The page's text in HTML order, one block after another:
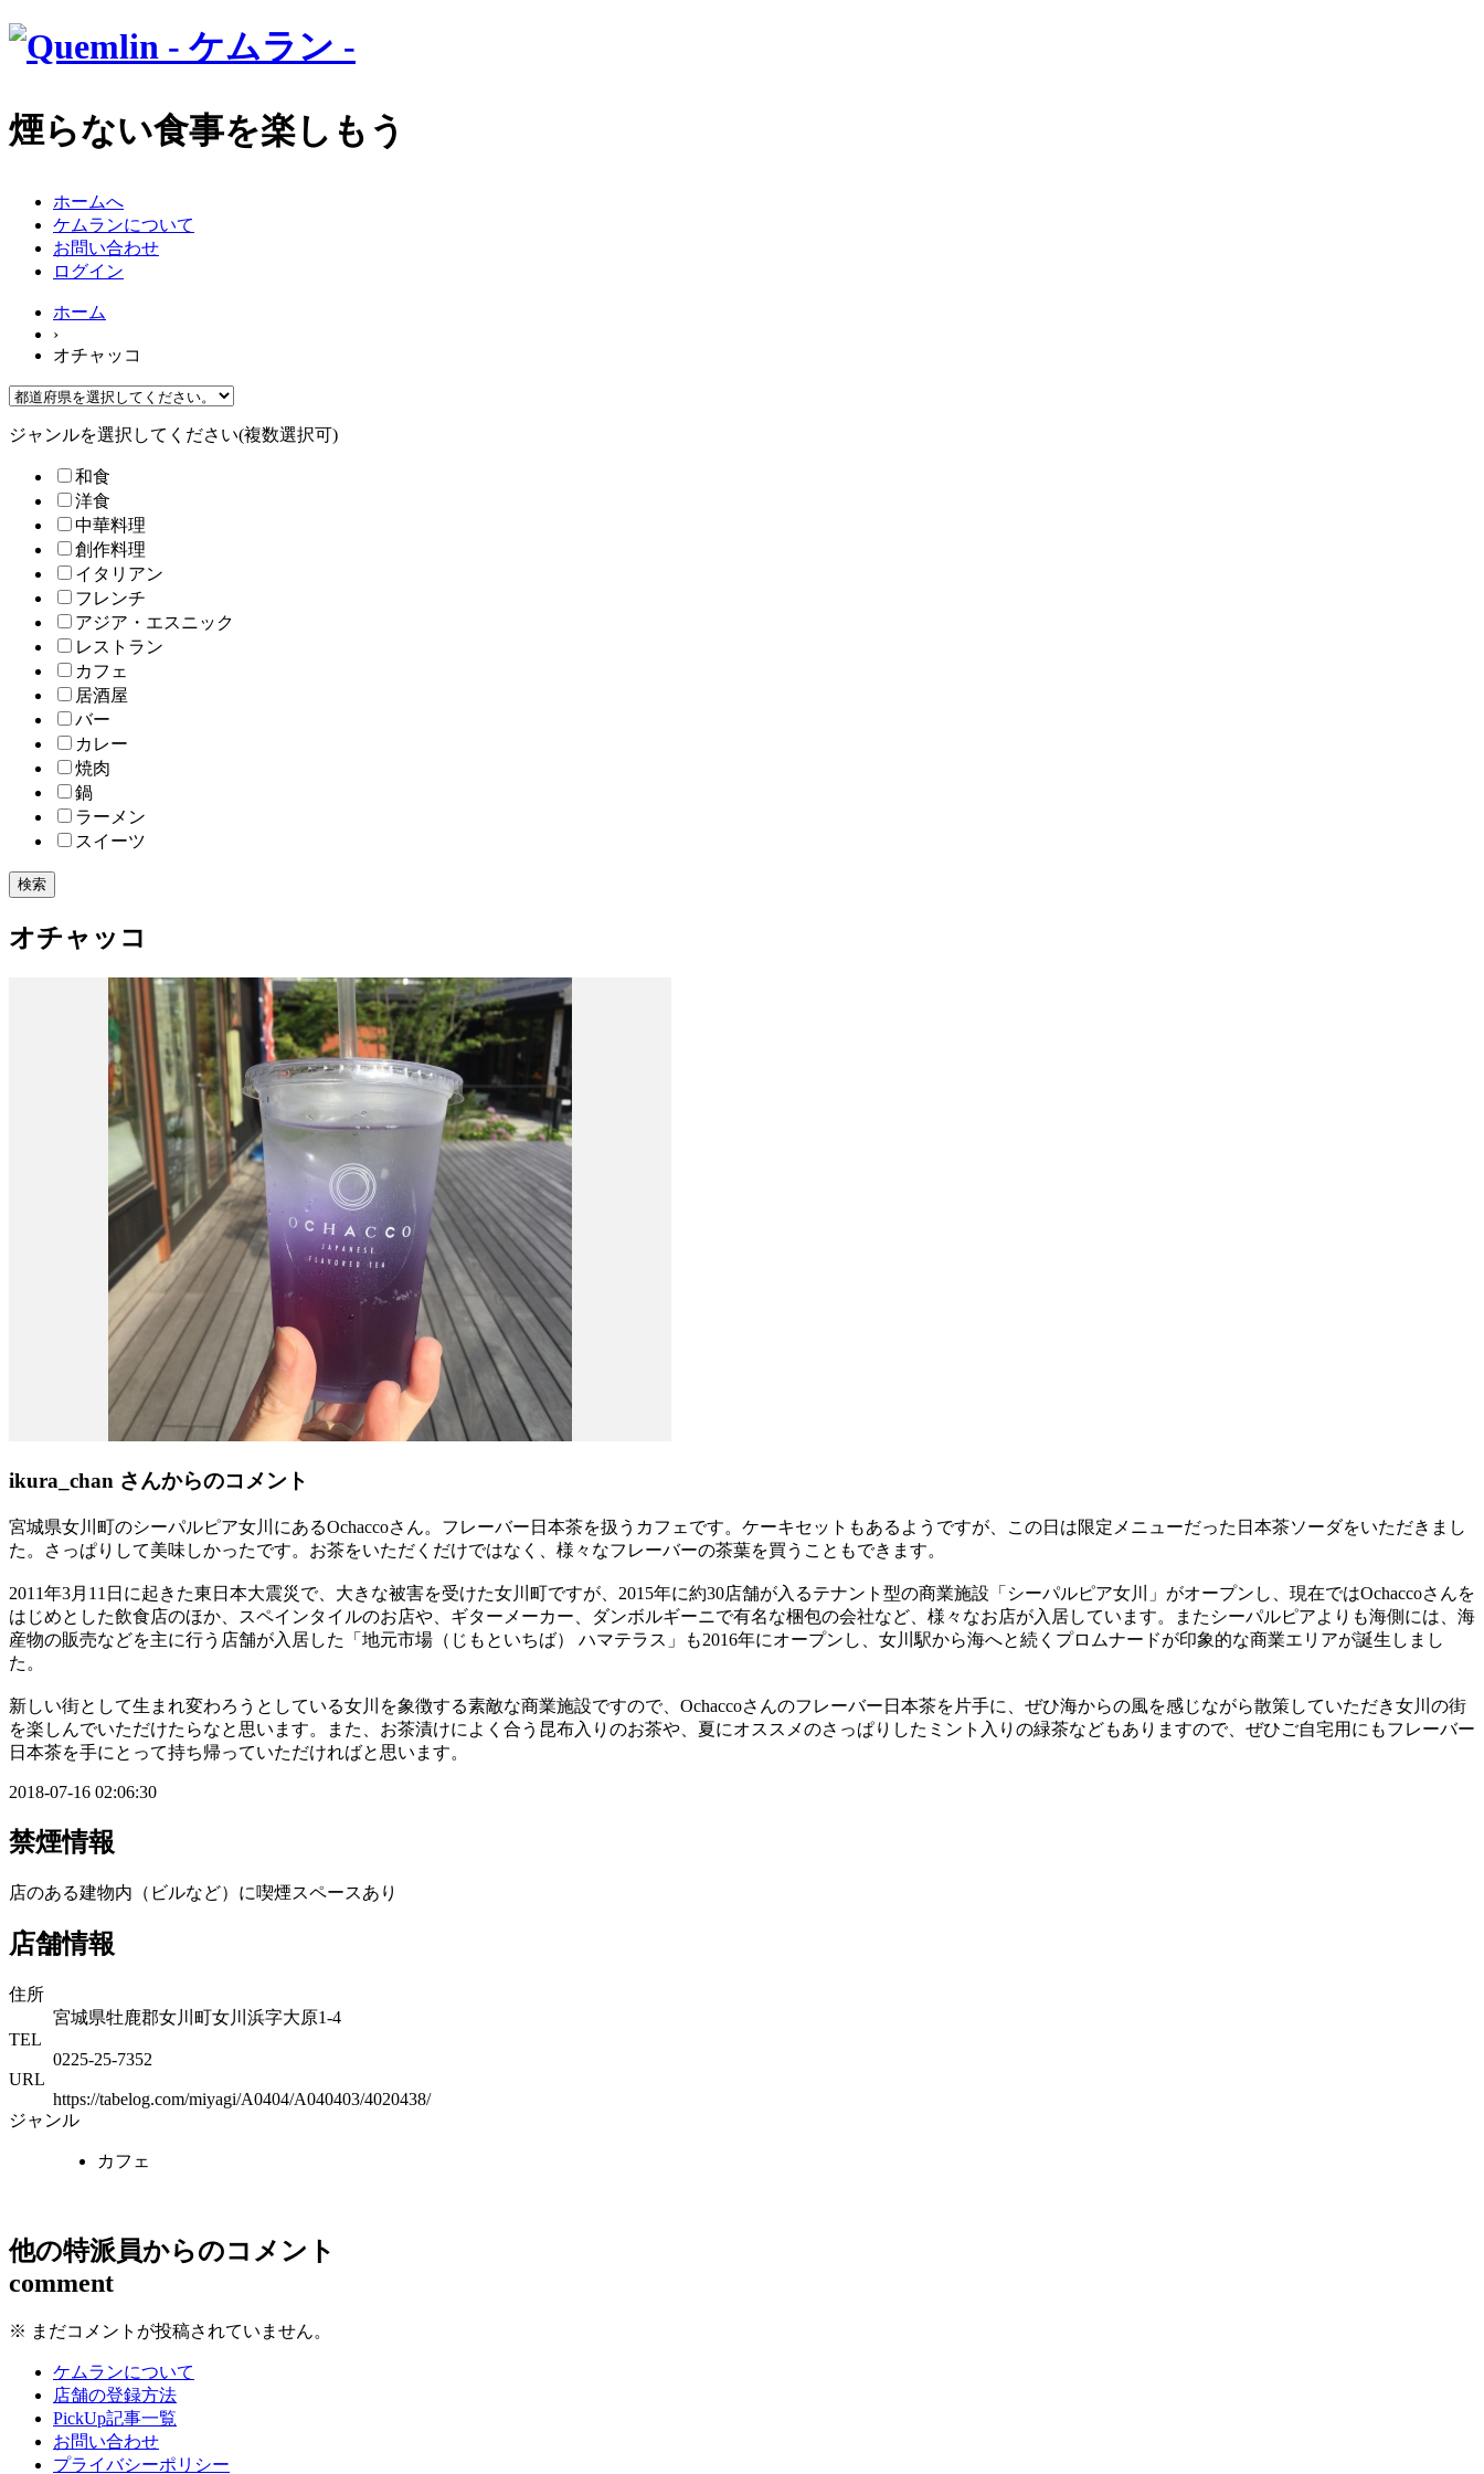
煙らない食事を楽しもう
ホームへ
ケムランについて
お問い合わせ
ログイン
ホーム
›
オチャッコ
ジャンルを選択してください(複数選択可)
和食
洋食
中華料理
創作料理
イタリアン
フレンチ
アジア・エスニック
レストラン
カフェ
居酒屋
バー
カレー
焼肉
鍋
ラーメン
スイーツ
検索
オチャッコ
ikura_chan さんからのコメント
宮城県女川町のシーパルピア女川にあるOchaccoさん。フレーバー日本茶を扱うカフェです。ケーキセットもあるようですが、この日は限定メニューだった日本茶ソーダをいただきまし
た。さっぱりして美味しかったです。お茶をいただくだけではなく、様々なフレーバーの茶葉を買うこともできます。
2011年3月11日に起きた東日本大震災で、大きな被害を受けた女川町ですが、2015年に約30店舗が入るテナント型の商業施設「シーパルピア女川」がオープンし、現在ではOchaccoさんを
はじめとした飲食店のほか、スペインタイルのお店や、ギターメーカー、ダンボルギーニで有名な梱包の会社など、様々なお店が入居しています。またシーパルピアよりも海側には、海
産物の販売などを主に行う店舗が入居した「地元市場（じもといちば） ハマテラス」も2016年にオープンし、女川駅から海へと続くプロムナードが印象的な商業エリアが誕生しまし
た。
新しい街として生まれ変わろうとしている女川を象徴する素敵な商業施設ですので、Ochaccoさんのフレーバー日本茶を片手に、ぜひ海からの風を感じながら散策していただき女川の街
を楽しんでいただけたらなと思います。また、お茶漬けによく合う昆布入りのお茶や、夏にオススメのさっぱりしたミント入りの緑茶などもありますので、ぜひご自宅用にもフレーバー
日本茶を手にとって持ち帰っていただければと思います。
2018-07-16 02:06:30
禁煙情報
店のある建物内（ビルなど）に喫煙スペースあり
店舗情報
住所
宮城県牡鹿郡女川町女川浜字大原1-4
TEL
0225-25-7352
URL
https://tabelog.com/miyagi/A0404/A040403/4020438/
ジャンル
カフェ
他の特派員からのコメント
comment
※ まだコメントが投稿されていません。
ケムランについて
店舗の登録方法
PickUp記事一覧
お問い合わせ
プライバシーポリシー